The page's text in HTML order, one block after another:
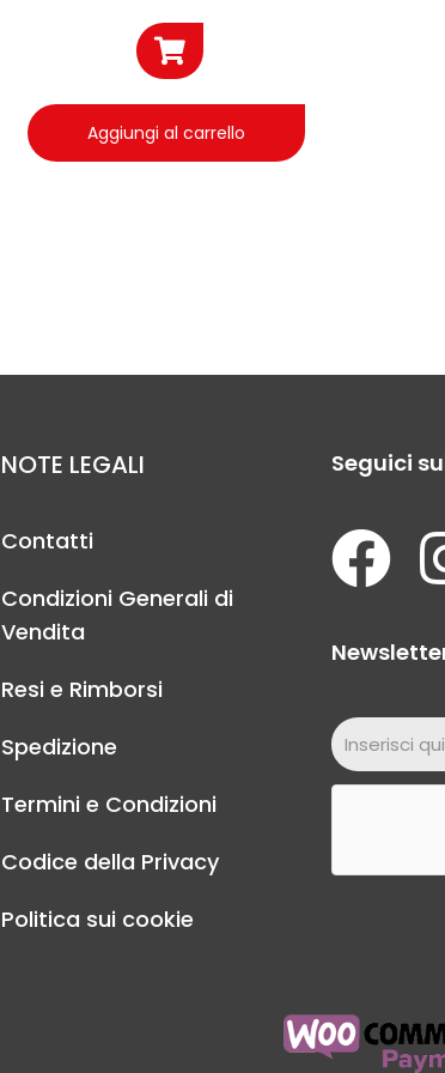
Aggiungi al carrello
NOTE LEGALI
Contatti
Condizioni Generali di
Vendita
Resi e Rimborsi
Spedizione
Termini e Condizioni
Codice della Privacy
Politica sui cookie
Seguici